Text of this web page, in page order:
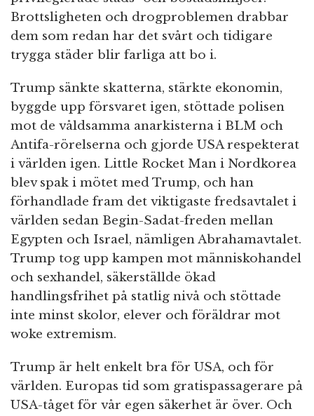
Brottsligheten och drogproblemen drabbar
dem som redan har det svårt och tidigare
trygga städer blir farliga att bo i.
Trump sänkte skatterna, stärkte ekonomin,
byggde upp försvaret igen, stöttade polisen
mot de våldsamma anarkisterna i BLM och
Antifa-rörelserna och gjorde USA respekterat
i världen igen. Little Rocket Man i Nordkorea
blev spak i mötet med Trump, och han
förhandlade fram det viktigaste fredsavtalet i
världen sedan Begin-Sadat-freden mellan
Egypten och Israel, nämligen Abrahamavtalet.
Trump tog upp kampen mot människohandel
och sexhandel, säkerställde ökad
handlingsfrihet på statlig nivå och stöttade
inte minst skolor, elever och föräldrar mot
woke extremism.
Trump är helt enkelt bra för USA, och för
världen. Europas tid som gratispassagerare på
USA-tåget för vår egen säkerhet är över. Och